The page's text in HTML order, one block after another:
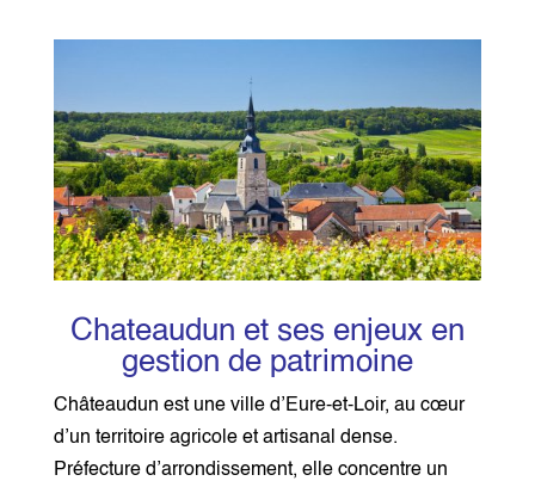
Chateaudun et ses enjeux en
gestion de patrimoine
Châteaudun est une ville d’Eure-et-Loir, au cœur
d’un territoire agricole et artisanal dense.
Préfecture d’arrondissement, elle concentre un